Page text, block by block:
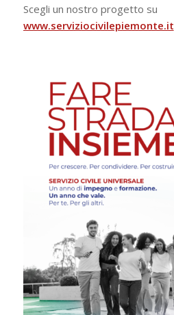
Scegli un nostro progetto su
www.serviziocivilepiemonte.it